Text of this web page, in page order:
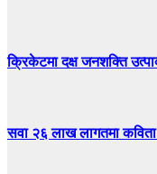
क्रिकेटमा दक्ष जनशक्ति
सवा २६ लाख लागतमा